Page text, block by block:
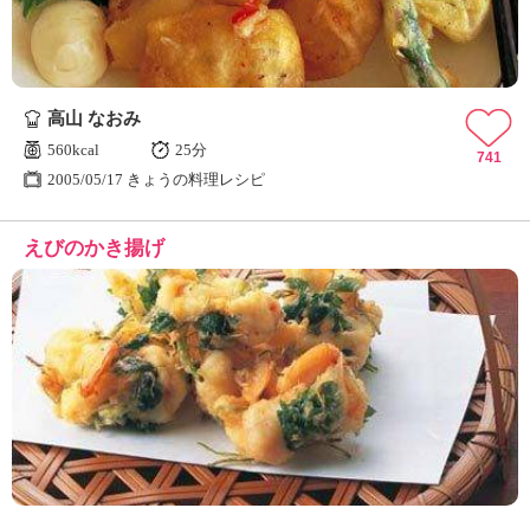
高山 なおみ
560kcal
25分
2005/05/17 きょうの料理レシピ
741
えびのかき揚げ